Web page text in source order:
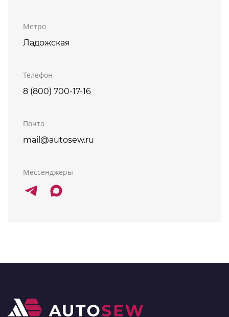
Метро
Ладожская
Телефон
8 (800) 700-17-16
Почта
mail@autosew.ru
Мессенджеры